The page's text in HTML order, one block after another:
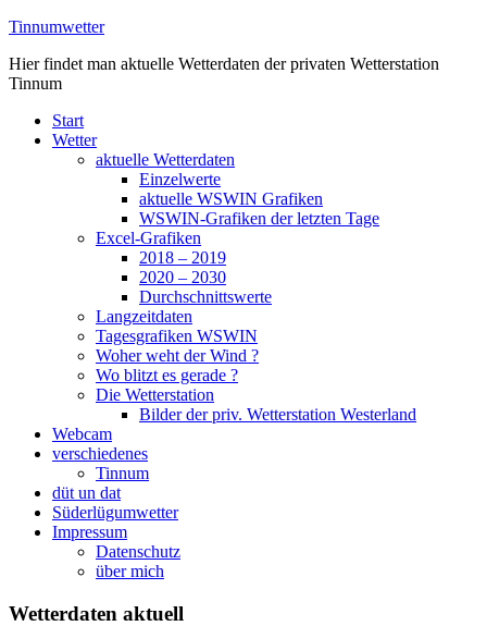
Zum
springen
Tinnumwetter
Hier findet man aktuelle Wetterdaten der privaten Wetterstation
Tinnum
Start
Wetter
aktuelle Wetterdaten
Einzelwerte
aktuelle WSWIN Grafiken
WSWIN-Grafiken der letzten Tage
Excel-Grafiken
2018 – 2019
2020 – 2030
Durchschnittswerte
Langzeitdaten
Tagesgrafiken WSWIN
Woher weht der Wind ?
Wo blitzt es gerade ?
Die Wetterstation
Bilder der priv. Wetterstation Westerland
Webcam
verschiedenes
Tinnum
düt un dat
Süderlügumwetter
Impressum
Datenschutz
über mich
Wetterdaten aktuell